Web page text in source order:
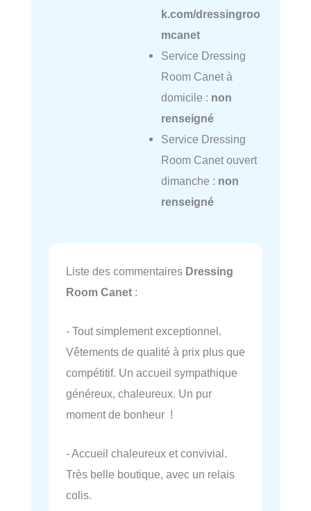
k.com/dressingroo
mcanet
Service Dressing
Room Canet à
domicile : non
renseigné
Service Dressing
Room Canet ouvert
dimanche : non
renseigné
Liste des commentaires Dressing
Room Canet :
- Tout simplement exceptionnel.
Vêtements de qualité à prix plus que
compétitif. Un accueil sympathique
généreux, chaleureux. Un pur
moment de bonheur !
- Accueil chaleureux et convivial.
Très belle boutique, avec un relais
colis.